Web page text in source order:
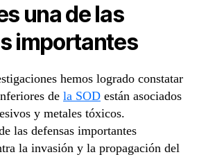
una de las
importantes
hemos logrado constatar
de la SOD están asociados
y metales tóxicos.
las defensas importantes
la invasión y la propagación del